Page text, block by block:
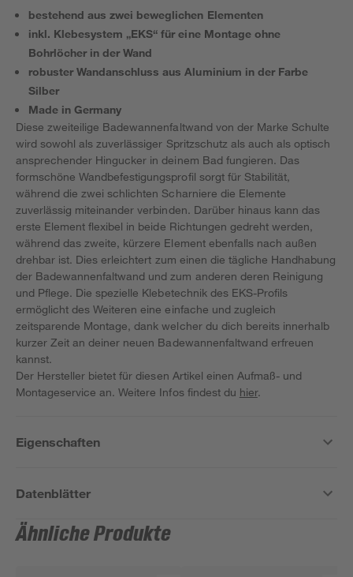
bestehend aus zwei beweglichen Elementen
inkl. Klebesystem „EKS“ für eine Montage ohne
Bohrlöcher in der Wand
robuster Wandanschluss aus Aluminium in der Farbe
Silber
Made in Germany
Diese zweiteilige Badewannenfaltwand von der Marke Schulte
wird sowohl als zuverlässiger Spritzschutz als auch als optisch
ansprechender Hingucker in deinem Bad fungieren. Das
formschöne Wandbefestigungsprofil sorgt für Stabilität,
während die zwei schlichten Scharniere die Elemente
zuverlässig miteinander verbinden. Darüber hinaus kann das
erste Element flexibel in beide Richtungen gedreht werden,
während das zweite, kürzere Element ebenfalls nach außen
drehbar ist. Dies erleichtert zum einen die tägliche Handhabung
der Badewannenfaltwand und zum anderen deren Reinigung
und Pflege. Die spezielle Klebetechnik des EKS-Profils
ermöglicht des Weiteren eine einfache und zugleich
zeitsparende Montage, dank welcher du dich bereits innerhalb
kurzer Zeit an deiner neuen Badewannenfaltwand erfreuen
kannst.
Der Hersteller bietet für diesen Artikel einen Aufmaß- und
Montageservice an. Weitere Infos findest du hier.
Eigenschaften
Datenblätter
Ähnliche Produkte